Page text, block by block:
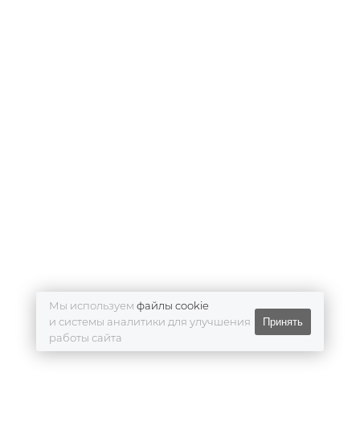
Мы используем файлы cookie
и системы аналитики для улучшения
работы сайта
Принять